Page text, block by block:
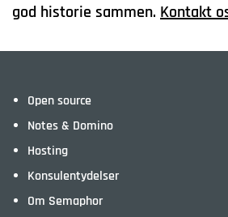
god historie sammen. Kontakt
Open source
Notes & Domino
Hosting
Konsulentydelser
Om Semaphor